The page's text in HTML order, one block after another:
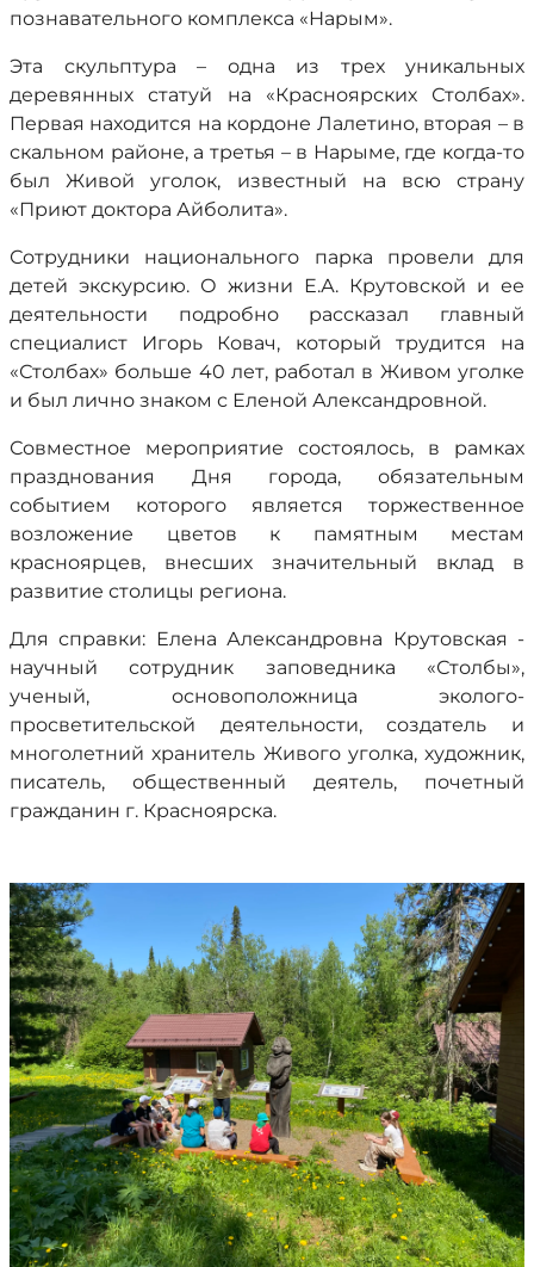
познавательного комплекса «Нарым».
Эта скульптура – одна из трех уникальных
деревянных статуй на «Красноярских Столбах».
Первая находится на кордоне Лалетино, вторая – в
скальном районе, а третья – в Нарыме, где когда-то
был Живой уголок, известный на всю страну
«Приют доктора Айболита».
Сотрудники национального парка провели для
детей экскурсию. О жизни Е.А. Крутовской и ее
деятельности подробно рассказал главный
специалист Игорь Ковач, который трудится на
«Столбах» больше 40 лет, работал в Живом уголке
и был лично знаком с Еленой Александровной.
Совместное мероприятие состоялось, в рамках
празднования Дня города, обязательным
событием которого является торжественное
возложение цветов к памятным местам
красноярцев, внесших значительный вклад в
развитие столицы региона.
Для справки: Елена Александровна Крутовская -
научный сотрудник заповедника «Столбы»,
ученый, основоположница эколого-
просветительской деятельности, создатель и
многолетний хранитель Живого уголка, художник,
писатель, общественный деятель, почетный
гражданин г. Красноярска.